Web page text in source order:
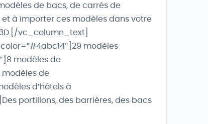
de bacs, de carrés de
et à importer ces modèles dans votre
vc_column_text]
modèles
modèles de
de
d’hôtels à
portillons, des barrières, des bacs